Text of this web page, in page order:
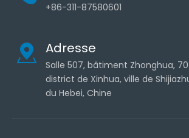
+86-311-87580601
Adresse
Salle 507, bâtiment Zhonghua,
district de Xinhua, ville de
du Hebei, Chine